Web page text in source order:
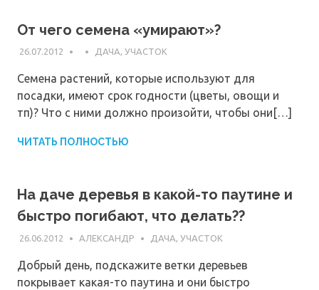
От чего семена «умирают»?
26.07.2012 ДАЧА, УЧАСТОК
Семена растений, которые используют для
посадки, имеют срок годности (цветы, овощи и
тп)? Что с ними должно произойти, чтобы они[…]
ЧИТАТЬ ПОЛНОСТЬЮ
На даче деревья в какой-то паутине и
быстро погибают, что делать??
26.06.2012 АЛЕКСАНДР ДАЧА, УЧАСТОК
Добрый день, подскажите ветки деревьев
покрывает какая-то паутина и они быстро